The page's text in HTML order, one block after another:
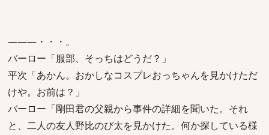
―――・・・。
バーロー「服部、そっちはどうだ？」
平次「あかん。おかしなコスプレおっちゃんを見かけただ
けや。お前は？」
バーロー「剛田君の父親から事件の詳細を聞いた。それ
と、二人の友人野比のび太を見かけた。何か探している様